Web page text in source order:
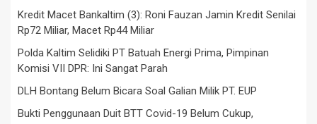
Kredit Macet Bankaltim (3): Roni Fauzan Jamin Kredit Senilai
Rp72 Miliar, Macet Rp44 Miliar
Polda Kaltim Selidiki PT Batuah Energi Prima, Pimpinan
Komisi VII DPR: Ini Sangat Parah
DLH Bontang Belum Bicara Soal Galian Milik PT. EUP
Bukti Penggunaan Duit BTT Covid-19 Belum Cukup,